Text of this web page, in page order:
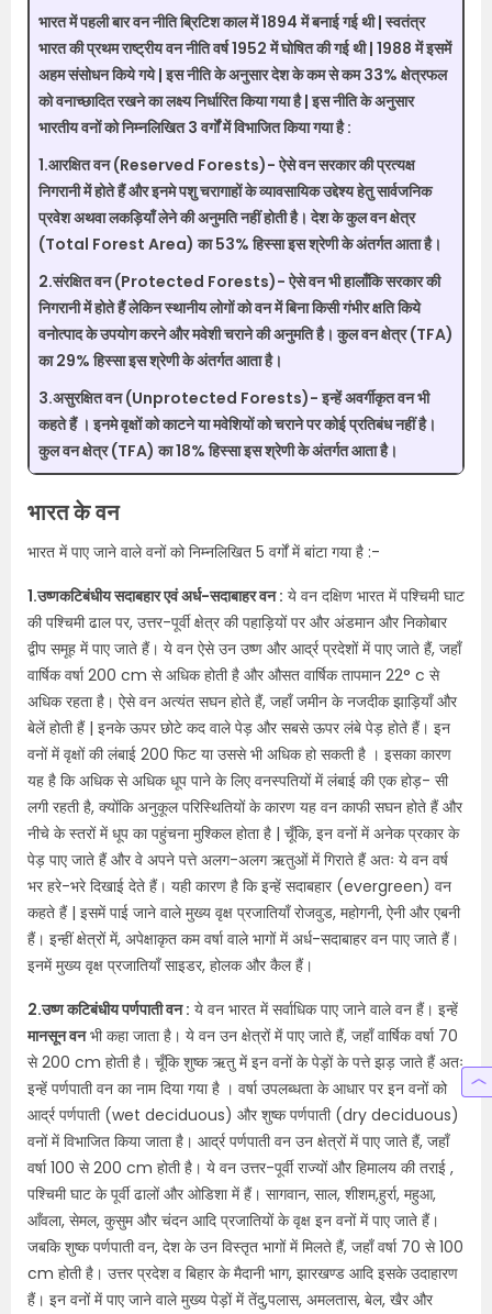
भारत में पहली बार वन नीति ब्रिटिश काल में 1894 में बनाई गई थी | स्वतंत्र
भारत की प्रथम राष्ट्रीय वन नीति वर्ष 1952 में घोषित की गई थी | 1988 में इसमें
अहम संसोधन किये गये | इस नीति के अनुसार देश के कम से कम 33% क्षेत्रफल
को वनाच्छादित रखने का लक्ष्य निर्धारित किया गया है | इस नीति के अनुसार
भारतीय वनों को निम्नलिखित 3 वर्गों में विभाजित किया गया है :
1.आरक्षित वन (Reserved Forests)-ऐसे वन सरकार की प्रत्यक्ष
निगरानी में होते हैं और इनमे पशु चरागाहों के व्यावसायिक उद्देश्य हेतु सार्वजनिक
प्रवेश अथवा लकड़ियाँ लेने की अनुमति नहीं होती है। देश के कुल वन क्षेत्र
(Total Forest Area) का 53% हिस्सा इस श्रेणी के अंतर्गत आता है।
2.संरक्षित वन (Protected Forests)-ऐसे वन भी हालाँकि सरकार की
निगरानी में होते हैं लेकिन स्थानीय लोगों को वन में बिना किसी गंभीर क्षति किये
वनोत्पाद के उपयोग करने और मवेशी चराने की अनुमति है। कुल वन क्षेत्र (TFA)
का 29% हिस्सा इस श्रेणी के अंतर्गत आता है।
3.असुरक्षित वन (Unprotected Forests)-इन्हें अवर्गीकृत वन भी
कहते हैं । इनमे वृक्षों को काटने या मवेशियों को चराने पर कोई प्रतिबंध नहीं है।
कुल वन क्षेत्र (TFA) का 18% हिस्सा इस श्रेणी के अंतर्गत आता है।
भारत के वन
भारत में पाए जाने वाले वनों को निम्नलिखित 5 वर्गों में बांटा गया है :-
1.उष्णकटिबंधीय सदाबहार एवं अर्ध-सदाबाहर वन : ये वन दक्षिण भारत में पश्चिमी घाट
की पश्चिमी ढाल पर, उत्तर-पूर्वी क्षेत्र की पहाड़ियों पर और अंडमान और निकोबार
द्वीप समूह में पाए जाते हैं। ये वन ऐसे उन उष्ण और आर्द्र प्रदेशों में पाए जाते हैं, जहाँ
वार्षिक वर्षा 200 cm से अधिक होती है और औसत वार्षिक तापमान 22° c से
अधिक रहता है। ऐसे वन अत्यंत सघन होते हैं, जहाँ जमीन के नजदीक झाड़ियाँ और
बेलें होती हैं | इनके ऊपर छोटे कद वाले पेड़ और सबसे ऊपर लंबे पेड़ होते हैं। इन
वनों में वृक्षों की लंबाई 200 फिट या उससे भी अधिक हो सकती है । इसका कारण
यह है कि अधिक से अधिक धूप पाने के लिए वनस्पतियों में लंबाई की एक होड़- सी
लगी रहती है, क्योंकि अनुकूल परिस्थितियों के कारण यह वन काफी सघन होते हैं और
नीचे के स्तरों में धूप का पहुंचना मुश्किल होता है | चूँकि, इन वनों में अनेक प्रकार के
पेड़ पाए जाते हैं और वे अपने पत्ते अलग-अलग ऋतुओं में गिराते हैं अतः ये वन वर्ष
भर हरे-भरे दिखाई देते हैं। यही कारण है कि इन्हें सदाबहार (evergreen) वन
कहते हैं | इसमें पाई जाने वाले मुख्य वृक्ष प्रजातियाँ रोजवुड, महोगनी, ऐनी और एबनी
हैं। इन्हीं क्षेत्रों में, अपेक्षाकृत कम वर्षा वाले भागों में अर्ध-सदाबाहर वन पाए जाते हैं।
इनमें मुख्य वृक्ष प्रजातियाँ साइडर, होलक और कैल हैं।
2.उष्ण कटिबंधीय पर्णपाती वन : ये वन भारत में सर्वाधिक पाए जाने वाले वन हैं। इन्हें
मानसून वनभी कहा जाता है। ये वन उन क्षेत्रों में पाए जाते हैं, जहाँ वार्षिक वर्षा 70
से 200 cm होती है। चूँकि शुष्क ऋतु में इन वनों के पेड़ों के पत्ते झड़ जाते हैं अतः
इन्हें पर्णपाती वन का नाम दिया गया है । वर्षा उपलब्धता के आधार पर इन वनों को
आर्द्र पर्णपाती (wet deciduous) और शुष्क पर्णपाती (dry deciduous)
वनों में विभाजित किया जाता है। आर्द्र पर्णपाती वन उन क्षेत्रों में पाए जाते हैं, जहाँ
वर्षा 100 से 200 cm होती है। ये वन उत्तर-पूर्वी राज्यों और हिमालय की तराई ,
पश्चिमी घाट के पूर्वी ढालों और ओडिशा में हैं। सागवान, साल, शीशम,हुर्रा, महुआ,
आँवला, सेमल, कुसुम और चंदन आदि प्रजातियों के वृक्ष इन वनों में पाए जाते हैं।
जबकि शुष्क पर्णपाती वन, देश के उन विस्तृत भागों में मिलते हैं, जहाँ वर्षा 70 से 100
cm होती है। उत्तर प्रदेश व बिहार के मैदानी भाग, झारखण्ड आदि इसके उदाहारण
हैं। इन वनों में पाए जाने वाले मुख्य पेड़ों में तेंदु,पलास, अमलतास, बेल, खैर और